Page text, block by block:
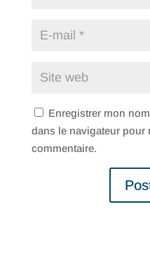
Enregistrer mon
dans le navigateur pour
commentaire.